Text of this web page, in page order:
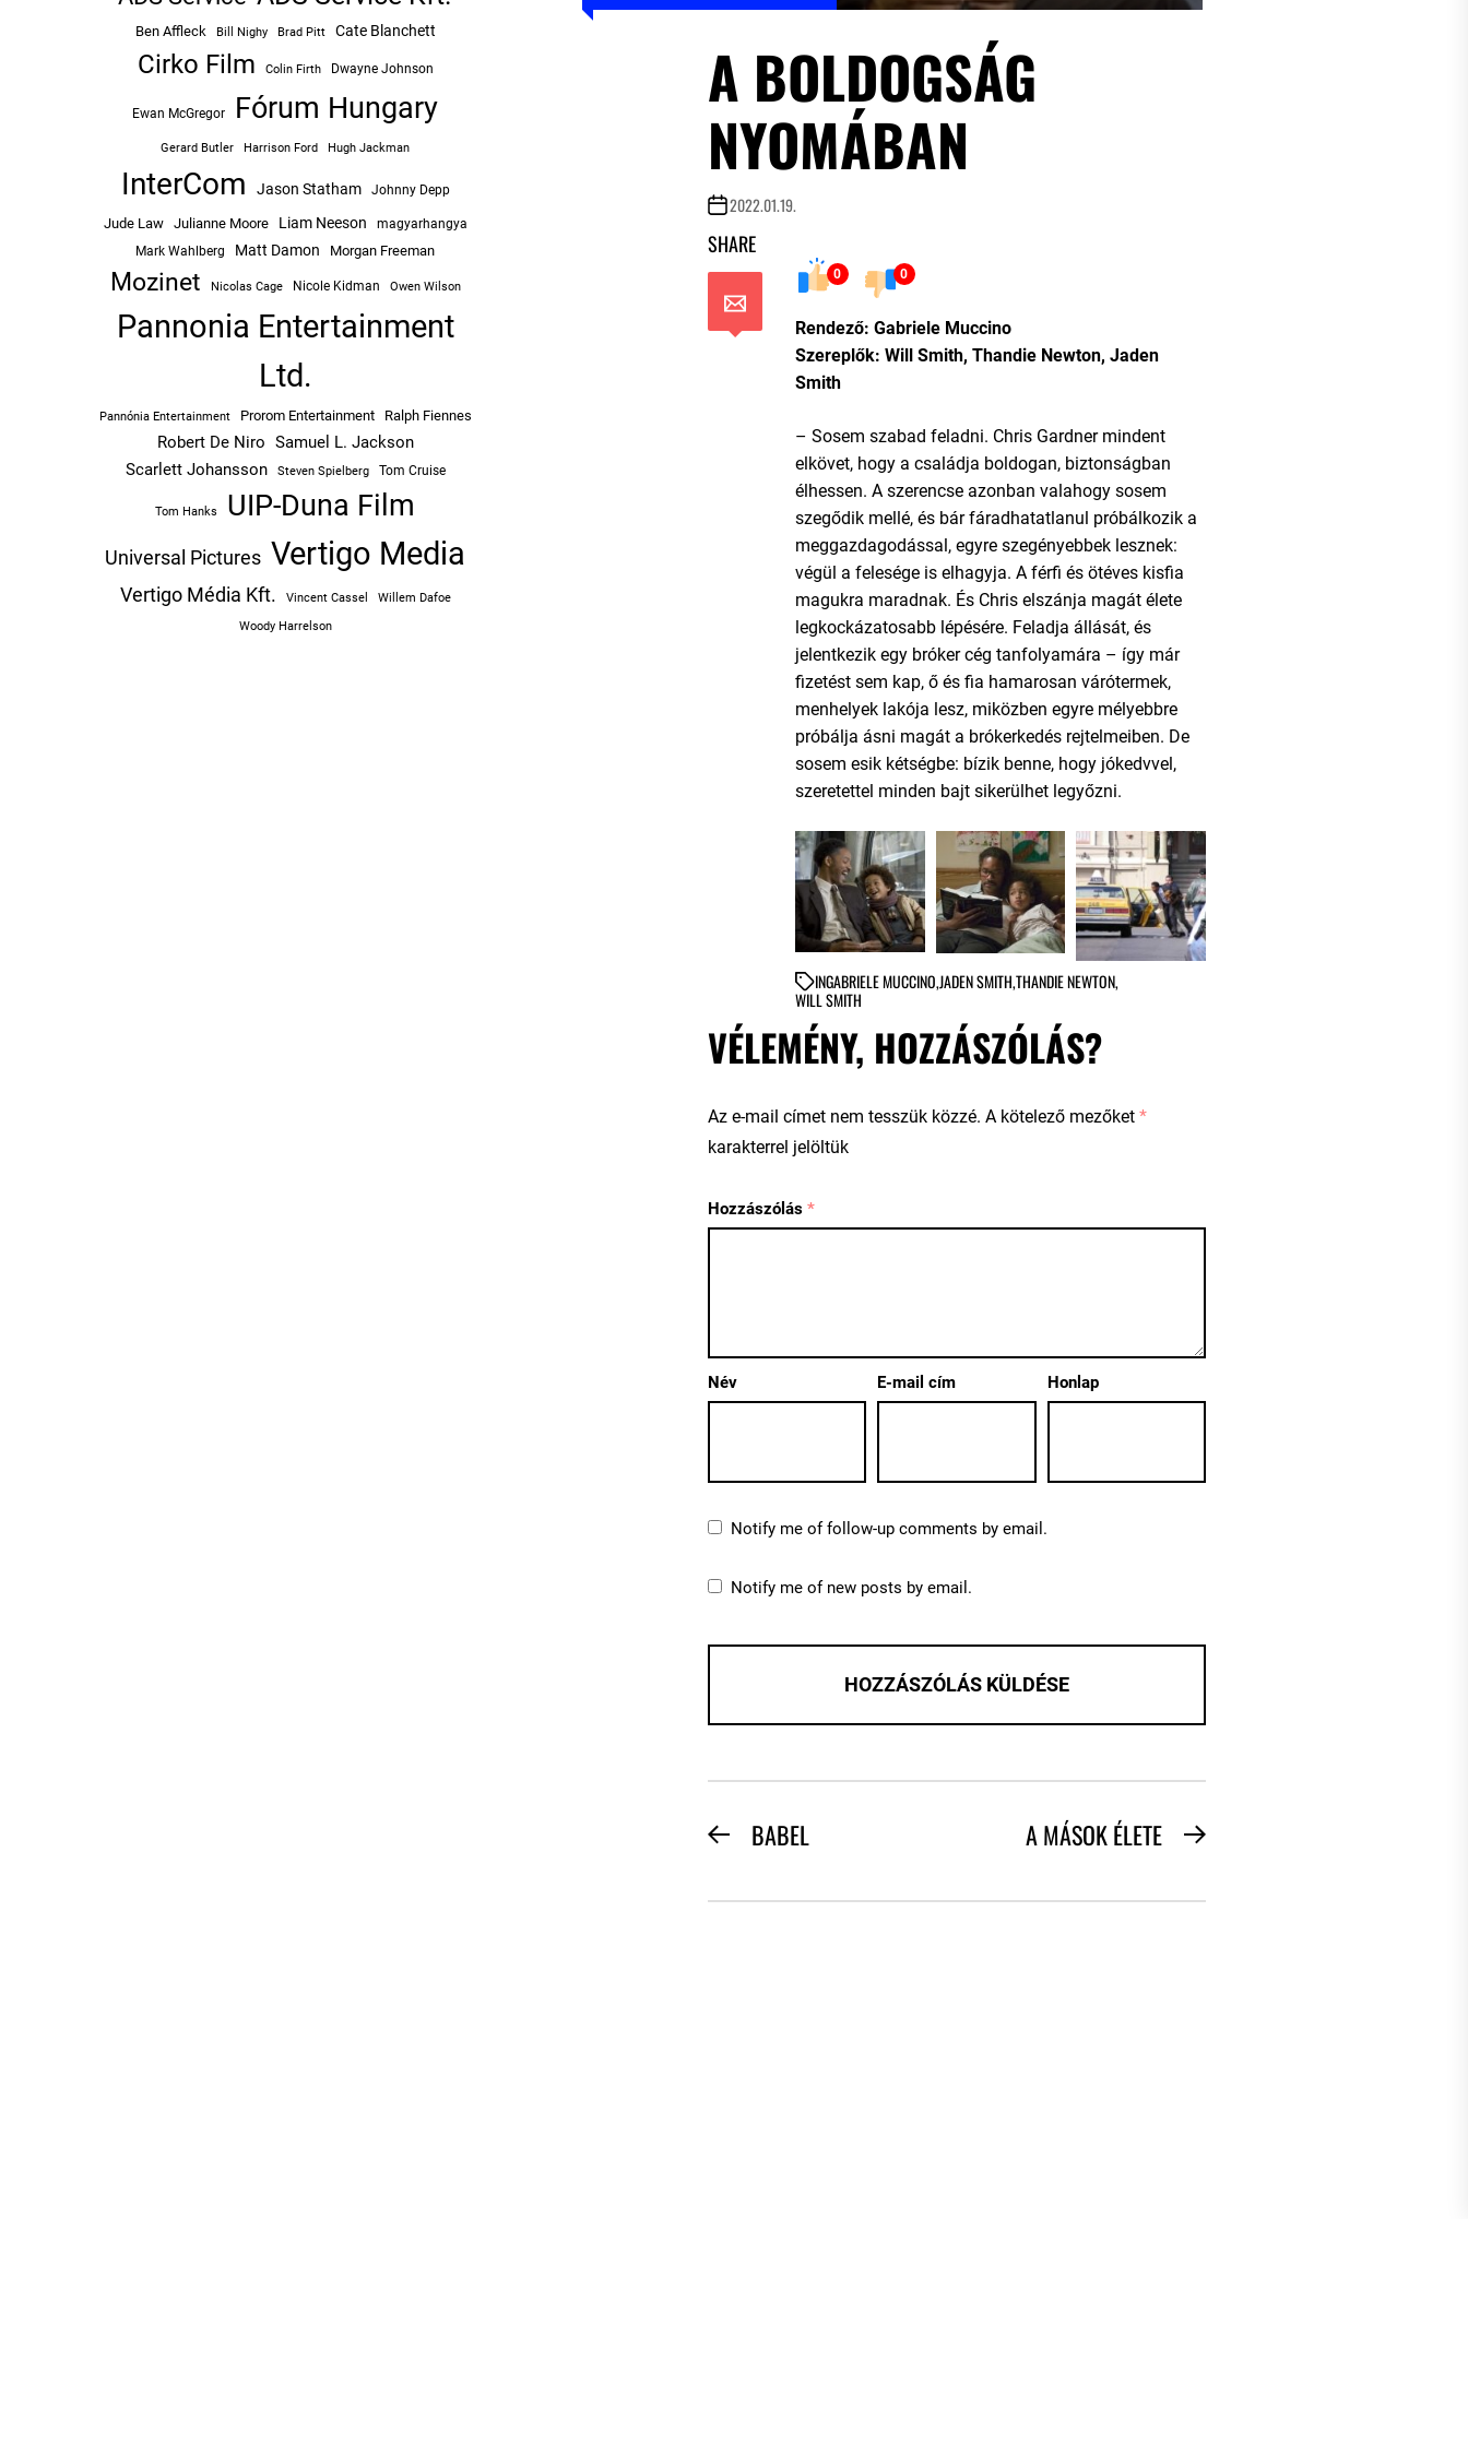
A BOLDOGSÁG
NYOMÁBAN
2022.01.19.
SHARE
0 0
Rendező: Gabriele Muccino
Szereplők: Will Smith, Thandie Newton, Jaden
Smith
– Sosem szabad feladni. Chris Gardner mindent
elkövet, hogy a családja boldogan, biztonságban
élhessen. A szerencse azonban valahogy sosem
szegődik mellé, és bár fáradhatatlanul próbálkozik a
meggazdagodással, egyre szegényebbek lesznek:
végül a felesége is elhagyja. A férfi és ötéves kisfia
magukra maradnak. És Chris elszánja magát élete
legkockázatosabb lépésére. Feladja állását, és
jelentkezik egy bróker cég tanfolyamára – így már
fizetést sem kap, ő és fia hamarosan várótermek,
menhelyek lakója lesz, miközben egyre mélyebbre
próbálja ásni magát a brókerkedés rejtelmeiben. De
sosem esik kétségbe: bízik benne, hogy jókedvvel,
szeretettel minden bajt sikerülhet legyőzni.
INGABRIELE MUCCINO,JADEN SMITH,THANDIE NEWTON,
WILL SMITH
VÉLEMÉNY, HOZZÁSZÓLÁS?
Az e-mail címet nem tesszük közzé. A kötelező mezőket *
karakterrel jelöltük
Hozzászólás *
Név E-mail cím Honlap
Notify me of follow-up comments by email.
Notify me of new posts by email.
BEJEGYZÉS
PreviousBABEL
Next
A MÁSOK ÉLETE
Ben Affleck Bill Nighy Brad Pitt Cate Blanchett
Cirko Film Colin Firth Dwayne Johnson
Ewan McGregor Fórum Hungary
Gerard Butler Harrison Ford Hugh Jackman
InterCom Jason Statham Johnny Depp
Jude Law Julianne Moore Liam Neeson
magyarhangya
Mark Wahlberg
Matt Damon Morgan Freeman
Mozinet Nicolas Cage Nicole Kidman Owen Wilson
Pannonia Entertainment
Ltd.
Pannónia Entertainment Prorom Entertainment Ralph Fiennes
Robert De Niro Samuel L. Jackson
Scarlett Johansson
Steven Spielberg Tom Cruise
Tom Hanks UIP-Duna Film
Universal Pictures Vertigo Media
Vertigo Média Kft. Vincent Cassel
Willem Dafoe
Woody Harrelson